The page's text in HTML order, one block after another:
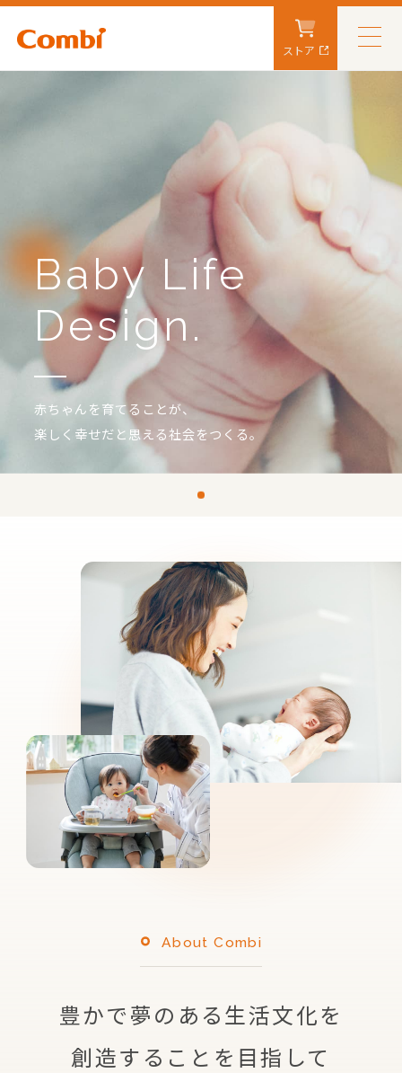
ストア
Baby Life
Design.
赤ちゃんを育てることが、
楽しく幸せだと思える社会をつくる。
About Combi
豊かで夢のある生活文化を
創造することを目指して